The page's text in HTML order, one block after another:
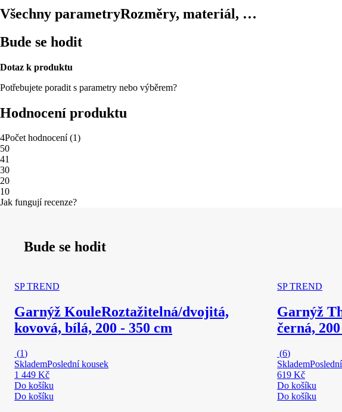
Všechny parametryRozměry, materiál, …
Bude se hodit
Dotaz k produktu
Potřebujete poradit s parametry nebo výběrem?
Hodnocení produktu
4Počet hodnocení(1)
50
41
30
20
10
Jak fungují recenze?
Bude se hodit
SP TREND
Garnýž KouleRoztažitelná/dvojitá,
kovová, bílá, 200 - 350 cm
(1)
SklademPoslední kousek
1 449 Kč
Do košíku
Do košíku
SP TREND
Garnýž
černá,
(6)
Skladem
619 Kč
Do košíku
Do košíku